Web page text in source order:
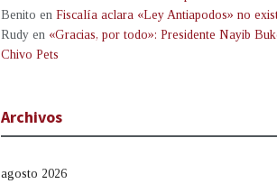
Benito en Fiscalía aclara «Ley Antiapodos» no
Rudy en «Gracias, por todo»: Presidente Nayib
Chivo Pets
Archivos
agosto 2026